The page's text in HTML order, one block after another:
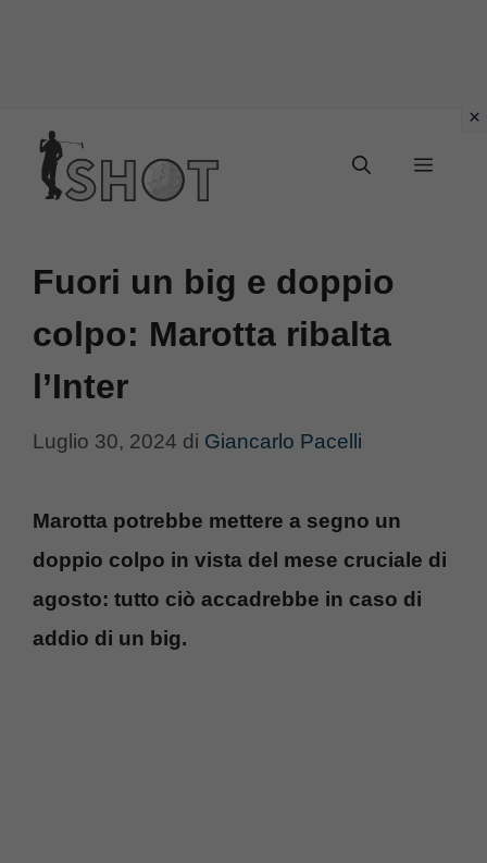
contenuto
Menu
Fuori un big e doppio
colpo: Marotta ribalta
l’Inter
Luglio 30, 2024 di Giancarlo Pacelli
Marotta potrebbe mettere a segno un
doppio colpo in vista del mese cruciale di
agosto: tutto ciò accadrebbe in caso di
addio di un big.